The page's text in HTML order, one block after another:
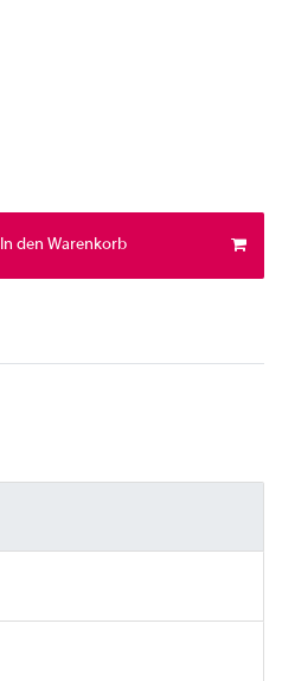
In den Warenkorb